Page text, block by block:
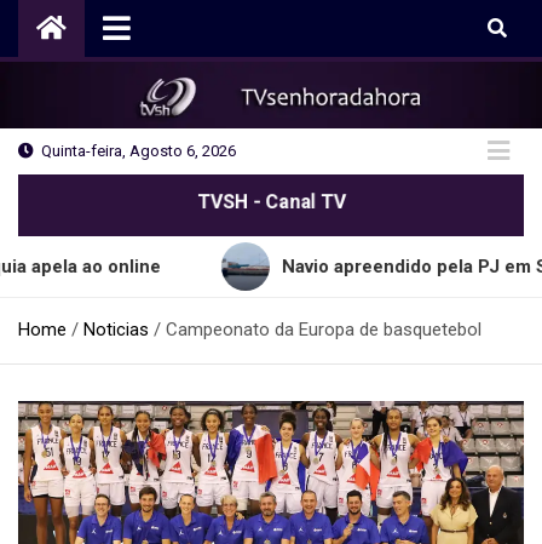
Quinta-feira, Agosto 6, 2026
TVSH - Canal TV
online Navio apreendido pela PJ em Sines
Home Noticias Campeonato da Europa de basquetebol